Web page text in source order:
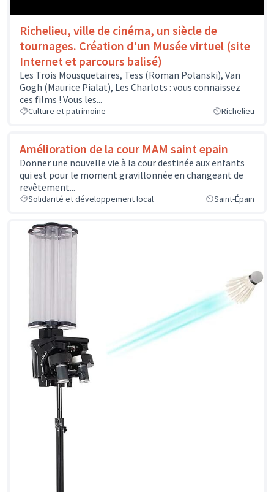
Richelieu, ville de cinéma, un siècle de
tournages. Création d'un Musée virtuel (site
Internet et parcours balisé)
Les Trois Mousquetaires, Tess (Roman Polanski), Van
Gogh (Maurice Pialat), Les Charlots : vous connaissez
ces films ! Vous les...
Culture et patrimoine Richelieu
Amélioration de la cour MAM saint epain
Donner une nouvelle vie à la cour destinée aux enfants
qui est pour le moment gravillonnée en changeant de
revêtement...
Solidarité et développement local Saint-Épain